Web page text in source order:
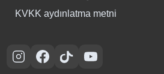
KVKK aydınlatma metni
InstagramFacebook
TikTokYouTube